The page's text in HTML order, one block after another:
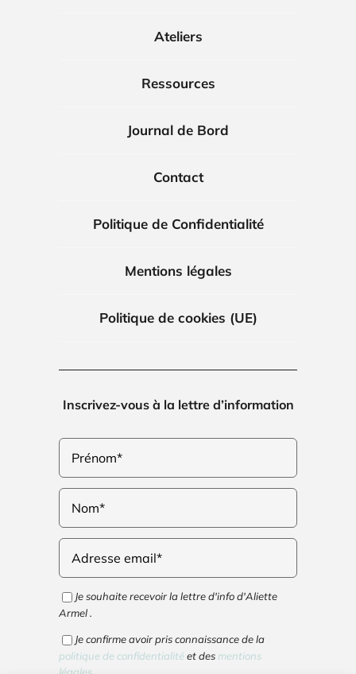
Ateliers
Ressources
Journal de Bord
Contact
Politique de Confidentialité
Mentions légales
Politique de cookies (UE)
Inscrivez-vous à la lettre d’information
Je souhaite recevoir la lettre d'info d'Aliette
Armel .
Je confirme avoir pris connaissance de la
politique de confidentialitéet des mentions